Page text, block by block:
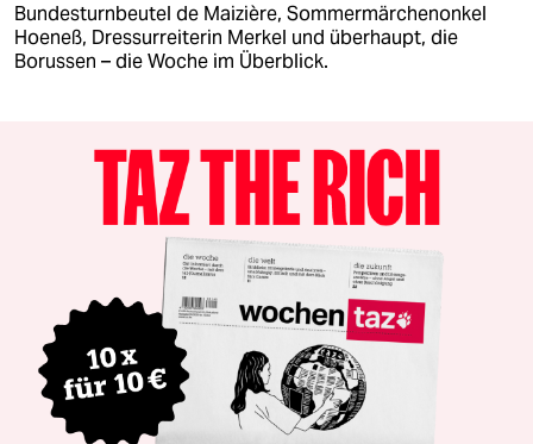
Bundesturnbeutel de Maizière, Sommermärchenonkel
Hoeneß, Dressurreiterin Merkel und überhaupt, die
Borussen – die Woche im Überblick.